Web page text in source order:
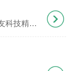
和微信渠
内到账。
不可能的世界app是北京阅友科技精心研发的一款移动端阅读平台，涵盖武侠仙侠、都市生活、历史军事等十余个热门分类，更有独家社区功能让读者与创作者零距离互动。独创的 "密排+标点优先 "排版技术配合出版社级印刷标准，打造出媲美实体书的数字阅读体验。无广告干扰的设计理念，配合离线下载、全本缓存、实时追更等实用功能，重新定义移动阅读新标准。